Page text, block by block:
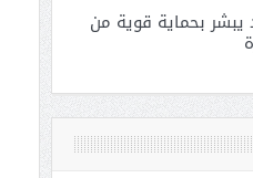
بحماية قوية من